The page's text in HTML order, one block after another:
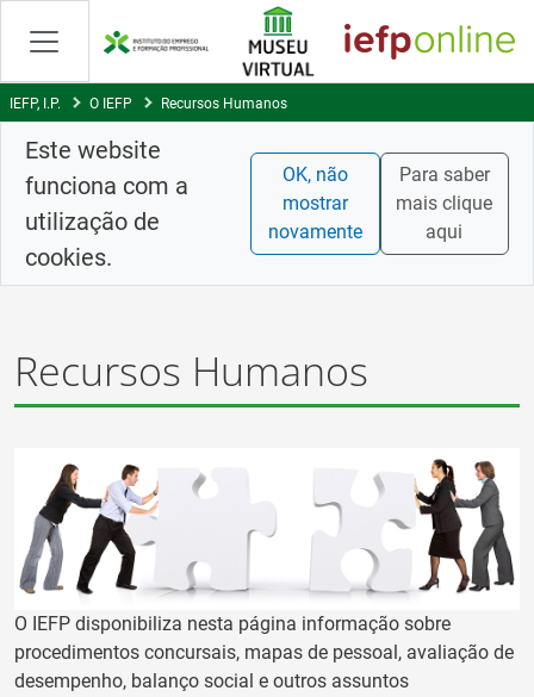
Saltar
para
conteúdo
principal
IEFP, I.P. O IEFP Recursos Humanos
Este website
funciona com a
utilização de
cookies.
OK, não
mostrar
novamente
Para saber
mais clique
aqui
Recursos Humanos
O IEFP disponibiliza nesta página informação sobre
procedimentos concursais, mapas de pessoal, avaliação de
desempenho, balanço social e outros assuntos